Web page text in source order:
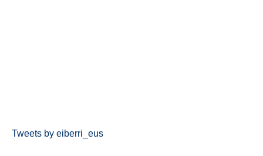
Tweets by eiberri_eus